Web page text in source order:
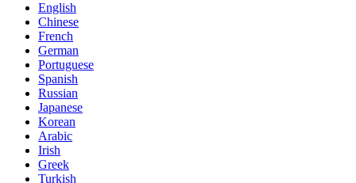
English
Chinese
French
German
Portuguese
Spanish
Russian
Japanese
Korean
Arabic
Irish
Greek
Turkish